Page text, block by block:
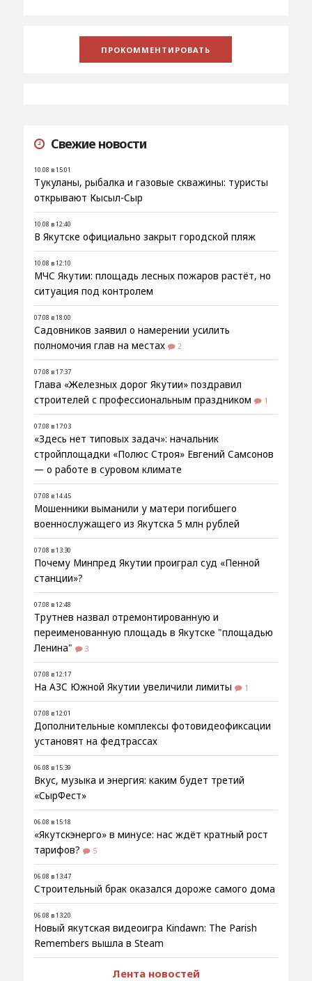
Свежие новости
10.08 в 15:01
Тукуланы, рыбалка и газовые скважины: туристы
открывают Кысыл-Сыр
10.08 в 12:40
В Якутске официально закрыт городской пляж
10.08 в 12:10
МЧС Якутии: площадь лесных пожаров растёт, но
ситуация под контролем
07.08 в 18:00
Садовников заявил о намерении усилить
полномочия глав на местах
2
07.08 в 17:37
Глава «Железных дорог Якутии» поздравил
строителей с профессиональным праздником
1
07.08 в 17:03
«Здесь нет типовых задач»: начальник
стройплощадки «Полюс Строя» Евгений Самсонов
— о работе в суровом климате
07.08 в 14:45
Мошенники выманили у матери погибшего
военнослужащего из Якутска 5 млн рублей
07.08 в 13:30
Почему Минпред Якутии проиграл суд «Пенной
станции»?
07.08 в 12:48
Трутнев назвал отремонтированную и
переименованную площадь в Якутске "площадью
Ленина"
3
07.08 в 12:17
На АЗС Южной Якутии увеличили лимиты 1
07.08 в 12:01
Дополнительные комплексы фотовидеофиксации
установят на федтрассах
06.08 в 15:39
Вкус, музыка и энергия: каким будет третий
«СырФест»
06.08 в 15:18
«Якутскэнерго» в минусе: нас ждёт кратный рост
тарифов?
5
06.08 в 13:47
Строительный брак оказался дороже самого дома
06.08 в 13:20
Новый якутская видеоигра Kindawn: The Parish
Remembers вышла в Steam
Лента новостей